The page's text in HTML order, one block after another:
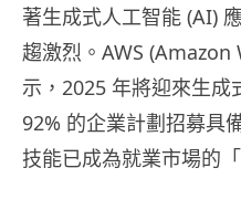
著生成式人工智能 (AI)
趨激烈。AWS
示，2025 年將迎來生
92% 的企業計劃招募具
技能已成為就業市場的